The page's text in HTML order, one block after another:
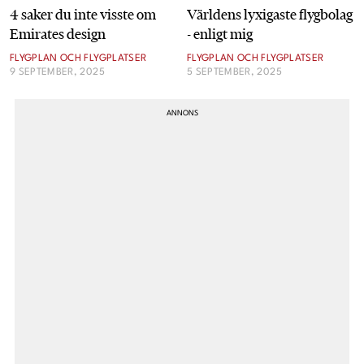
Cookies
4 saker du inte visste om
Emirates design
FLYGPLAN OCH FLYGPLATSER
9 SEPTEMBER, 2025
Världens lyxigaste flygbolag
- enligt mig
FLYGPLAN OCH FLYGPLATSER
5 SEPTEMBER, 2025